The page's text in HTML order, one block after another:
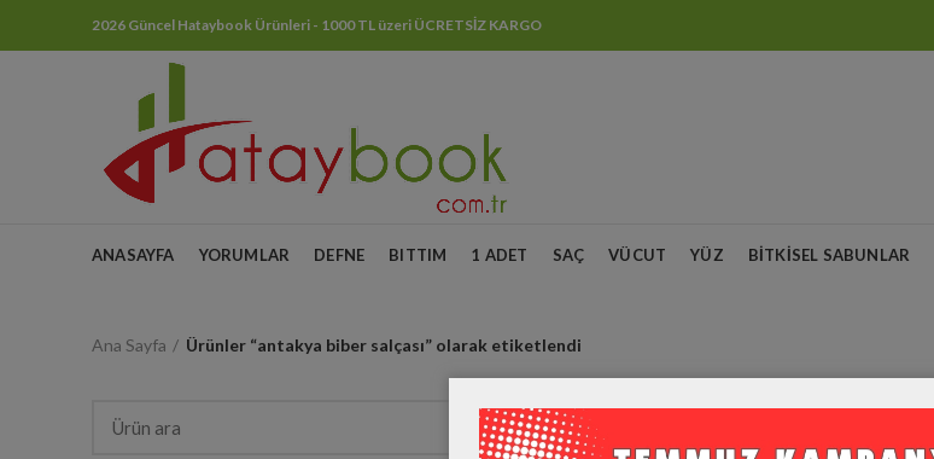
2026 Güncel Hataybook Ürünleri - 1000 TL üzeri ÜCRETSİZ KARGO
ANASAYFA YORUMLAR DEFNE BITTIM 1 ADET SAÇ VÜCUT YÜZ BITKISEL SABUNLAR
Ana Sayfa Ürünler “antakya biber salçası” olarak etiketlendi